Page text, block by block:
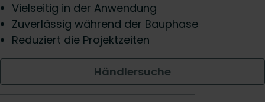
Vielseitig in der Anwendung
Zuverlässig während der Bauphase
Reduziert die Projektzeiten
Händlersuche